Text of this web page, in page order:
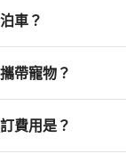
車？
帶寵物？
費用是？